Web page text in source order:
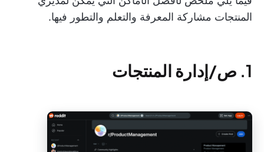
المنتجات مشاركة المعرفة والتعلم والتطور فيها.
1. ص/إدارة المنتجات